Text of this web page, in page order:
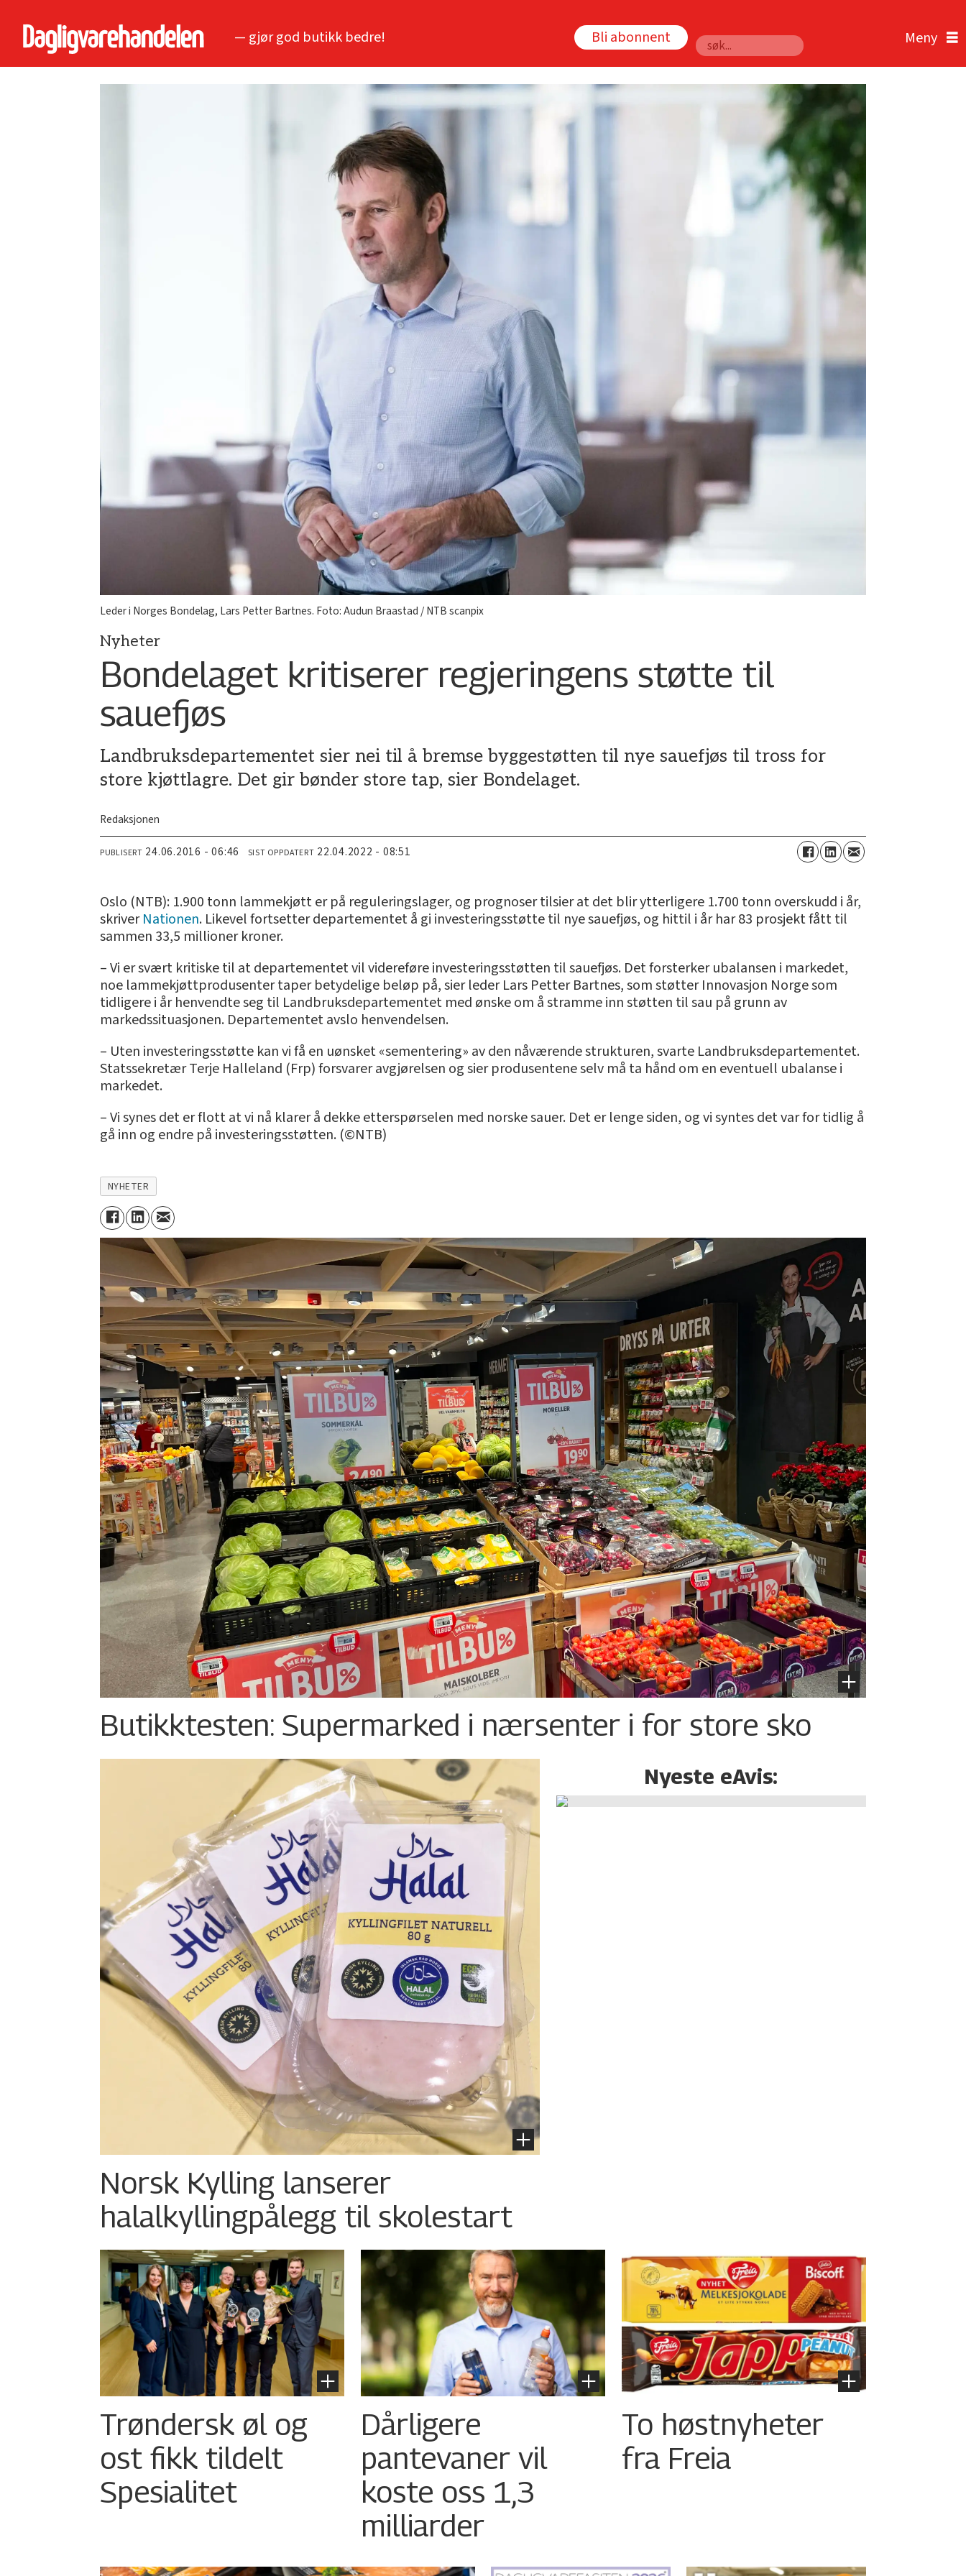
— gjør god butikk bedre! Bli abonnent
Søk
Leder i Norges Bondelag, Lars Petter Bartnes. Foto: Audun Braastad / NTB scanpix
Nyheter
Bondelaget kritiserer regjeringens støtte til
sauefjøs
Landbruksdepartementet sier nei til å bremse byggestøtten til nye sauefjøs til tross for
store kjøttlagre. Det gir bønder store tap, sier Bondelaget.
Redaksjonen
PUBLISERT 24.06.2016 - 06:46 SIST OPPDATERT 22.04.2022 - 08:51
Oslo (NTB): 1.900 tonn lammekjøtt er på reguleringslager, og prognoser tilsier at det blir ytterligere 1.700 tonn overskudd i år,
skriverNationen. Likevel fortsetter departementet å gi investeringsstøtte til nye sauefjøs, og hittil i år har 83 prosjekt fått til
sammen 33,5 millioner kroner.
– Vi er svært kritiske til at departementet vil videreføre investeringsstøtten til sauefjøs. Det forsterker ubalansen i markedet,
noe lammekjøttprodusenter taper betydelige beløp på, sier leder Lars Petter Bartnes, som støtter Innovasjon Norge som
tidligere i år henvendte seg til Landbruksdepartementet med ønske om å stramme inn støtten til sau på grunn av
markedssituasjonen. Departementet avslo henvendelsen.
– Uten investeringsstøtte kan vi få en uønsket «sementering» av den nåværende strukturen, svarte Landbruksdepartementet.
Statssekretær Terje Halleland (Frp) forsvarer avgjørelsen og sier produsentene selv må ta hånd om en eventuell ubalanse i
markedet.
– Vi synes det er flott at vi nå klarer å dekke etterspørselen med norske sauer. Det er lenge siden, og vi syntes det var for tidlig å
gå inn og endre på investeringsstøtten. (©NTB)
NYHETER
Butikktesten: Supermarked i nærsenter i for store sko
Norsk Kylling lanserer
halalkylling­pålegg til skolestart
Nyeste eAvis:
Trøndersk øl og
ost fikk tildelt
Spesialitet
Dårligere
pantevaner vil
koste oss 1,3
milliarder
To høstnyheter
fra Freia